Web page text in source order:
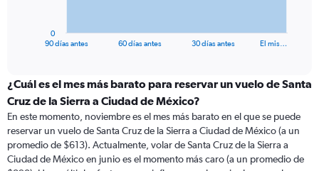
categories.
Range:
categories.
The
chart
has
90 días antes 60 días antes 30 días antes El mis…
0
¿Cuál es el mes más barato para reservar un vuelo de Santa
Cruz de la Sierra a Ciudad de México?
En este momento, noviembre es el mes más barato en el que se puede
reservar un vuelo de Santa Cruz de la Sierra a Ciudad de México (a un
promedio de $613). Actualmente, volar de Santa Cruz de la Sierra a
Ciudad de México en junio es el momento más caro (a un promedio de